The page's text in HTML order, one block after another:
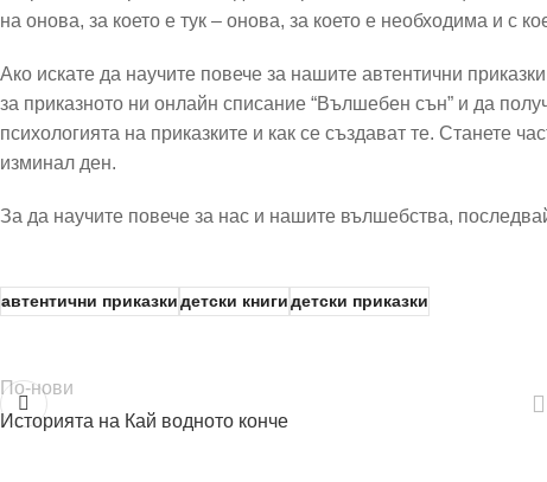
на онова, за което е тук – онова, за което е необходима и с
Ако искате да научите повече за нашите автентични
за приказното ни онлайн списание “Вълшебен сън” и да
психологията на приказките и как се създават те. Станете
изминал ден.
За да научите повече за нас и нашите вълшебства,
автентични приказкидетски книгидетски приказки
По-нови
Историята на Кай водното конче